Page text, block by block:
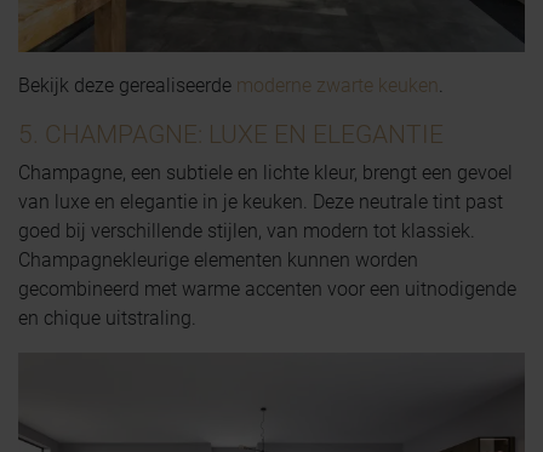
Bekijk deze gerealiseerde moderne zwarte keuken.
5. CHAMPAGNE: LUXE EN ELEGANTIE
Champagne, een subtiele en lichte kleur, brengt een gevoel
van luxe en elegantie in je keuken. Deze neutrale tint past
goed bij verschillende stijlen, van modern tot klassiek.
Champagnekleurige elementen kunnen worden
gecombineerd met warme accenten voor een uitnodigende
en chique uitstraling.